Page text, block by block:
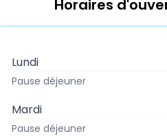
Horaires
Lundi
Pause déjeuner
Mardi
Pause déjeuner